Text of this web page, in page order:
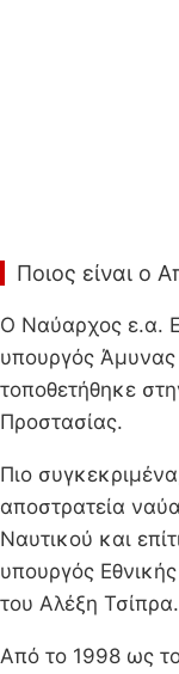
Ποιος είναι ο
Ο Ναύαρχος ε.α.
υπουργός
τοποθετήθηκε
Προστασίας.
Πιο
αποστρατεία
Ναυτικού και
υπουργός
του Αλέξη Τσίπρα.
Από το 1998 ως